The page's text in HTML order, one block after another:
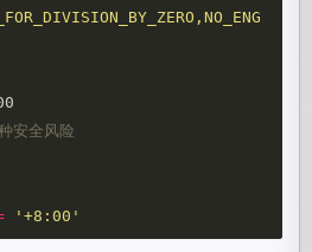
安全风险
'+8:00'